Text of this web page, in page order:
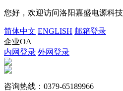
您好，欢迎访问洛阳嘉盛电源科
简体中文 ENGLISH 邮箱登录
企业OA
内网登录 外网登录
咨询热线： 0379-65189966